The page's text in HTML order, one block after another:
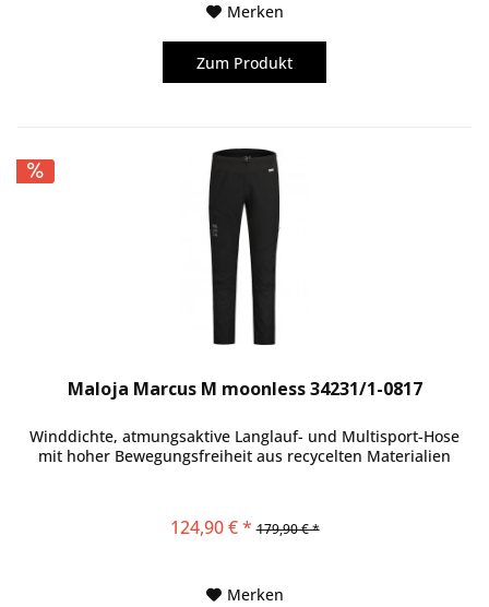
Merken
Zum Produkt
Maloja Marcus M moonless 34231/1-0817
Winddichte, atmungsaktive Langlauf- und Multisport-Hose
mit hoher Bewegungsfreiheit aus recycelten Materialien
124,90 € * 179,90 € *
Merken